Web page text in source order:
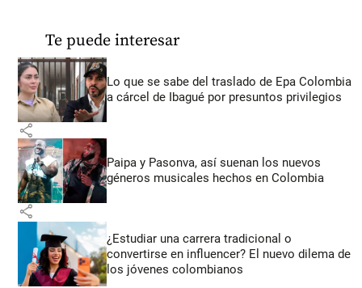
Te puede interesar
Lo que se sabe del traslado de Epa Colombia
a cárcel de Ibagué por presuntos privilegios
share
Paipa y Pasonva, así suenan los nuevos
géneros musicales hechos en Colombia
share
¿Estudiar una carrera tradicional o
convertirse en influencer? El nuevo dilema de
los jóvenes colombianos